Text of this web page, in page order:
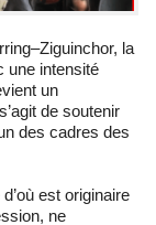
une intensité
un
de soutenir
des cadres des
est originaire
ne